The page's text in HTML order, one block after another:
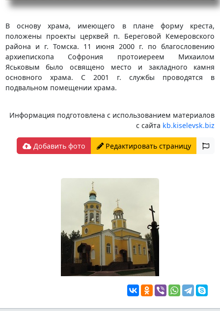
В основу храма, имеющего в плане форму креста,
положены проекты церквей п. Береговой Кемеровского
района и г. Томска. 11 июня 2000 г. по благословению
архиепископа Софрония протоиереем Михаилом
Яськовым было освящено место и закладного камня
основного храма. С 2001 г. службы проводятся в
подвальном помещении храма.
Информация подготовлена с использованием материалов
с сайта kb.kiselevsk.biz
Добавить фото Редактировать страницу